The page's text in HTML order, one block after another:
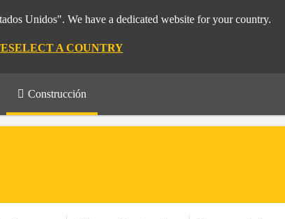
Unidos". We have a dedicated website for your country.
SELECT A COUNTRY
Construcción